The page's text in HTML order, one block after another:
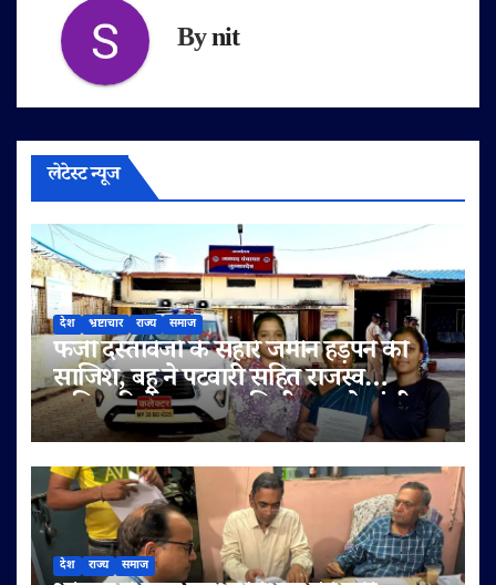
Bynit
लेटेस्ट न्यूज
देश भ्रष्टाचार राज्य समाज
फर्जी दस्तावेजों के सहारे जमीन हड़पने की
साजिश, बहू ने पटवारी सहित राजस्व
अधिकारियों पर लगाए मिलीभगत के गंभीर
आरोप
देश राज्य समाज